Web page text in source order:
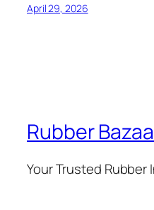
April 29, 2026
Rubber
Your Trusted Rubber